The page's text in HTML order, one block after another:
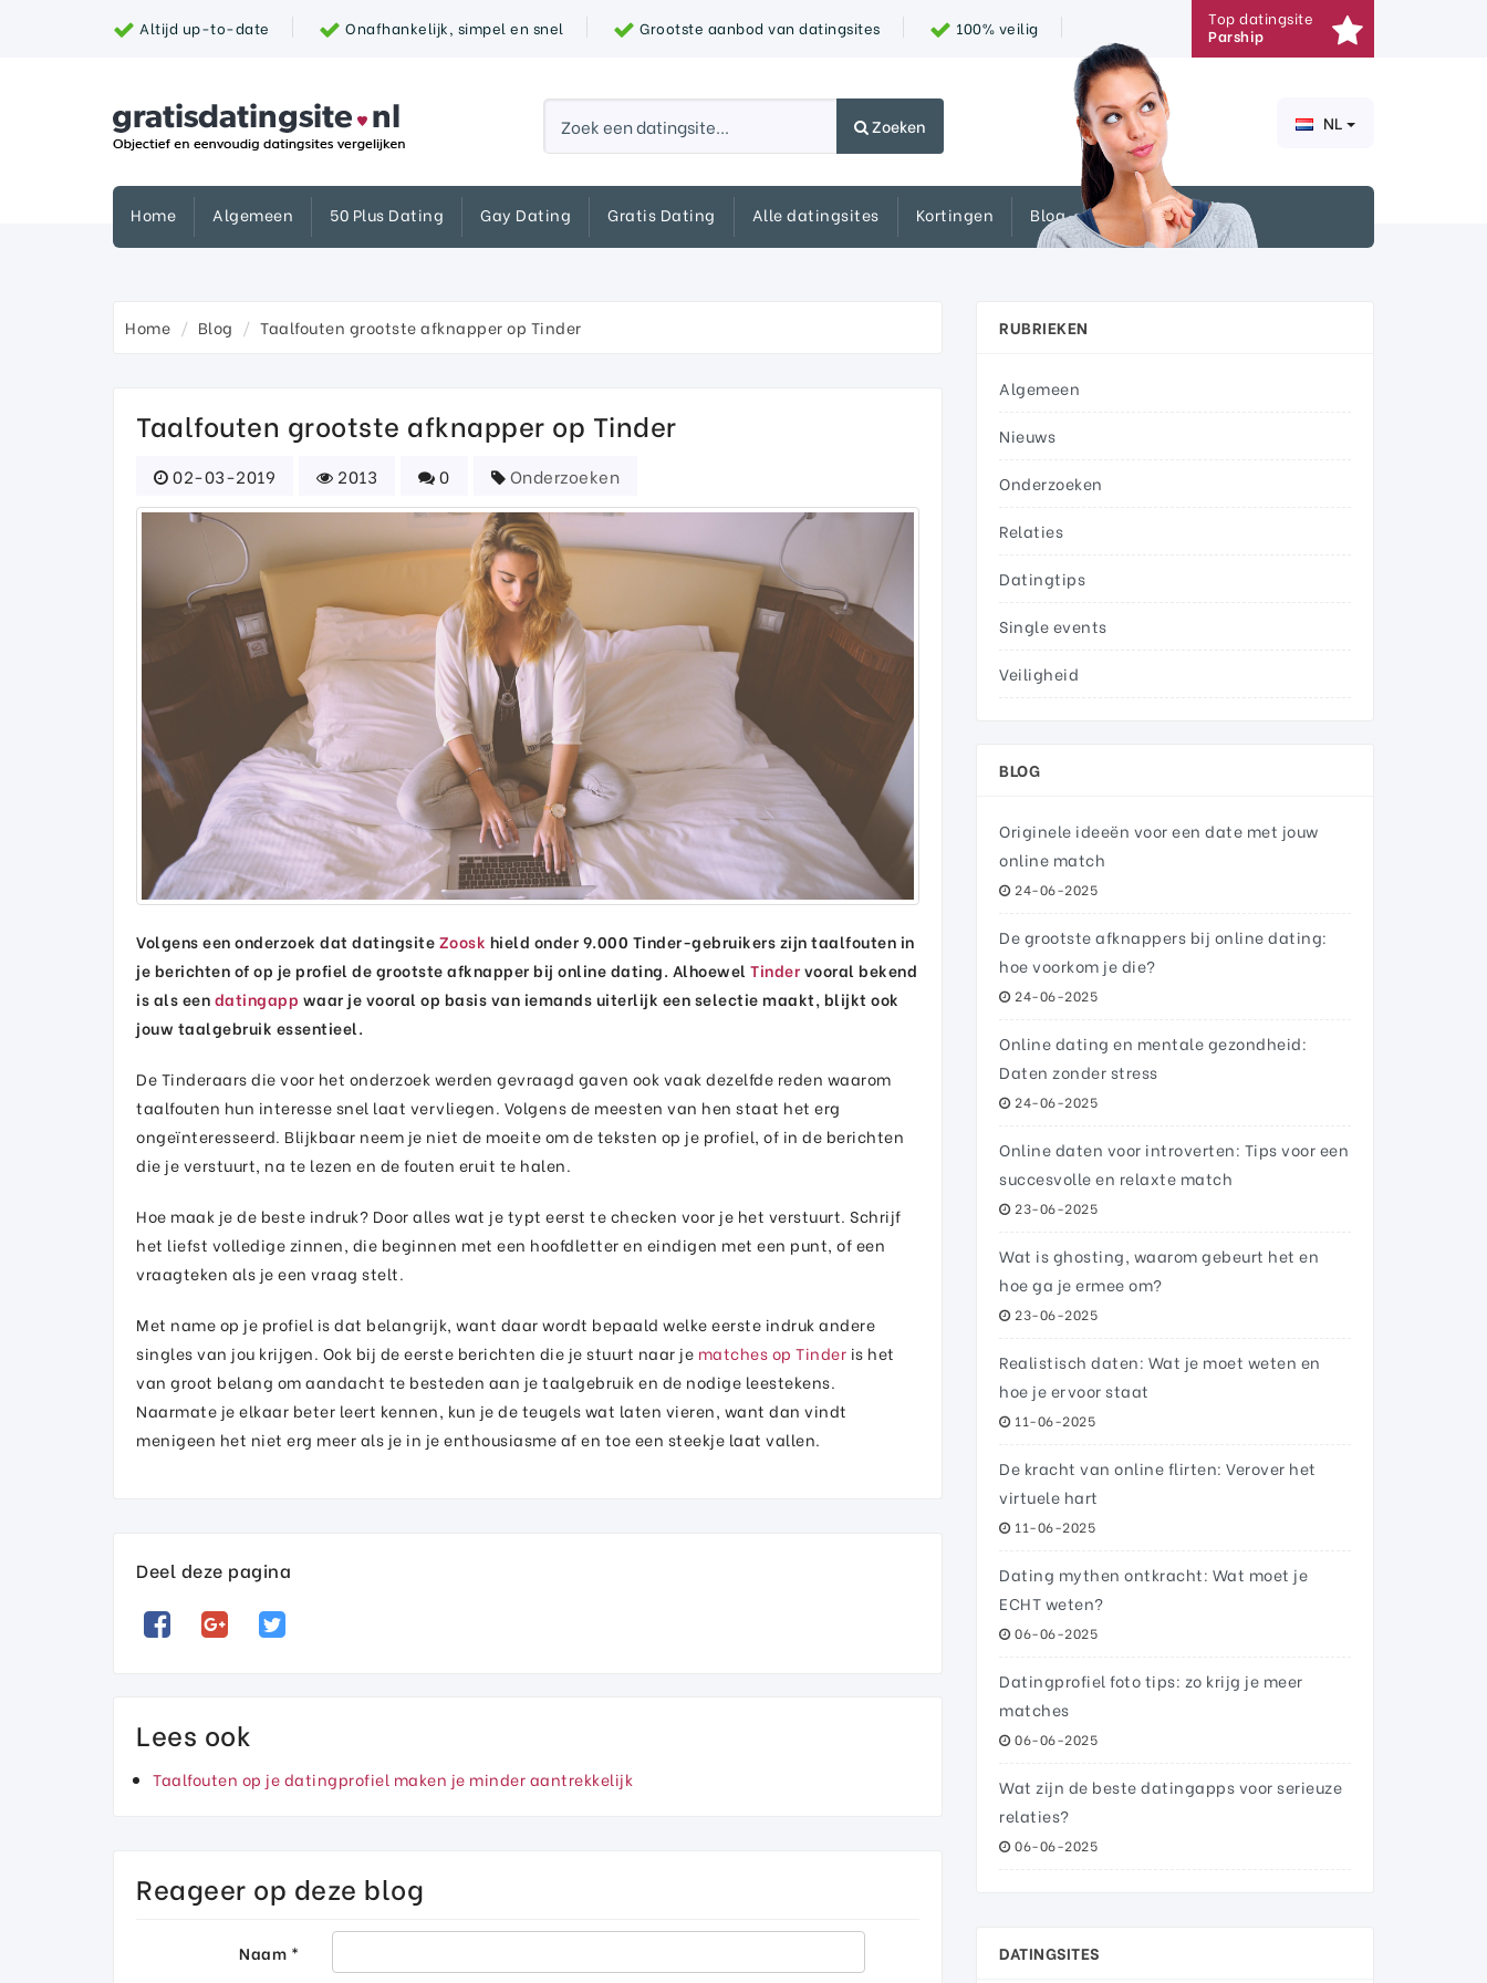
Altijd up-to-date Onafhankelijk, simpel en snel Grootste aanbod van datingsites 100% veilig
Top datingsite
Parship
Zoeken NL
Home Algemeen 50 Plus Dating Gay Dating Gratis Dating Alle datingsites Kortingen Blog
Home Blog Taalfouten grootste afknapper op Tinder
Taalfouten grootste afknapper op Tinder
02-03-2019 2013 0 Onderzoeken
Volgens een onderzoek dat datingsiteZoosk hield onder 9.000 Tinder-gebruikers zijn taalfouten in
je berichten of op je profiel de grootste afknapper bij online dating. Alhoewel Tindervooral bekend
is als eendatingapp waar je vooral op basis van iemands uiterlijk een selectie maakt, blijkt ook
jouw taalgebruik essentieel.
De Tinderaars die voor het onderzoek werden gevraagd gaven ook vaak dezelfde reden waarom
taalfouten hun interesse snel laat vervliegen. Volgens de meesten van hen staat het erg
ongeïnteresseerd. Blijkbaar neem je niet de moeite om de teksten op je profiel, of in de berichten
die je verstuurt, na te lezen en de fouten eruit te halen.
Hoe maak je de beste indruk? Door alles wat je typt eerst te checken voor je het verstuurt. Schrijf
het liefst volledige zinnen, die beginnen met een hoofdletter en eindigen met een punt, of een
vraagteken als je een vraag stelt.
Met name op je profiel is dat belangrijk, want daar wordt bepaald welke eerste indruk andere
singles van jou krijgen. Ook bij de eerste berichten die je stuurt naar je matches op Tinder is het
van groot belang om aandacht te besteden aan je taalgebruik en de nodige leestekens.
Naarmate je elkaar beter leert kennen, kun je de teugels wat laten vieren, want dan vindt
menigeen het niet erg meer als je in je enthousiasme af en toe een steekje laat vallen.
Deel deze pagina
Lees ook
Taalfouten op je datingprofiel maken je minder aantrekkelijk
Reageer op deze blog
Naam *
RUBRIEKEN
Algemeen
Nieuws
Onderzoeken
Relaties
Datingtips
Single events
Veiligheid
BLOG
Originele ideeën voor een date met jouw
online match
24-06-2025
De grootste afknappers bij online dating:
hoe voorkom je die?
24-06-2025
Online dating en mentale gezondheid:
Daten zonder stress
24-06-2025
Online daten voor introverten: Tips voor een
succesvolle en relaxte match
23-06-2025
Wat is ghosting, waarom gebeurt het en
hoe ga je ermee om?
23-06-2025
Realistisch daten: Wat je moet weten en
hoe je ervoor staat
11-06-2025
De kracht van online flirten: Verover het
virtuele hart
11-06-2025
Dating mythen ontkracht: Wat moet je
ECHT weten?
06-06-2025
Datingprofiel foto tips: zo krijg je meer
matches
06-06-2025
Wat zijn de beste datingapps voor serieuze
relaties?
06-06-2025
DATINGSITES